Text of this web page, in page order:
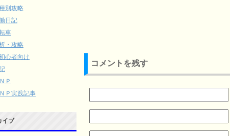
コメントを残す
別攻略
日記
車
・攻略
心者向け
Ｐ
Ｐ実践記事
イブ